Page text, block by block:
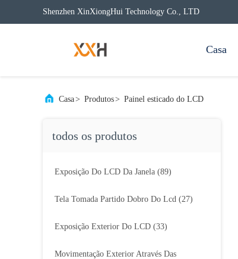
Shenzhen XinXiongHui Technology Co., LTD
Casa
Casa> Produtos> Painel esticado do LCD
todos os produtos
Exposição Do LCD Da Janela (89)
Tela Tomada Partido Dobro Do Lcd (27)
Exposição Exterior Do LCD (33)
Movimentação Exterior Através Das